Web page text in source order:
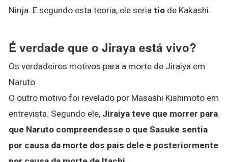
Ninja. E segundo esta teoria, ele seria tio de Kakashi.
É verdade que o Jiraya está vivo?
Os verdadeiros motivos para a morte de Jiraiya em
Naruto
O outro motivo foi revelado por Masashi Kishimoto em
entrevista. Segundo ele, Jiraiya teve que morrer para
que Naruto compreendesse o que Sasuke sentia
por causa da morte dos pais dele e posteriormente